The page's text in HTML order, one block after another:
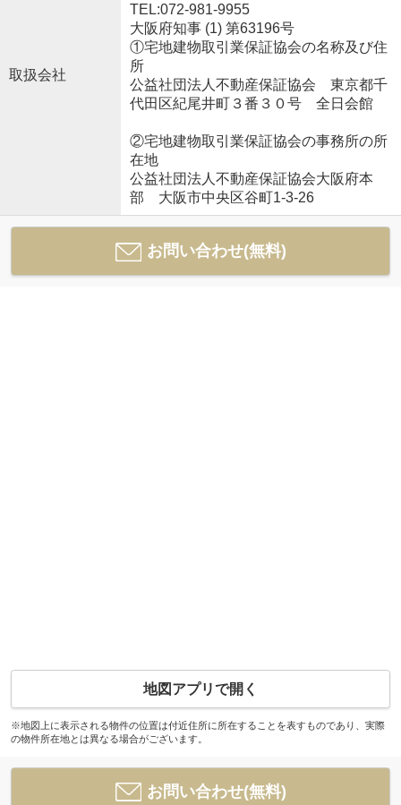
取扱会社
TEL:072-981-9955
大阪府知事 (1) 第63196号
①宅地建物取引業保証協会の名称及び住
所
公益社団法人不動産保証協会 東京都千
代田区紀尾井町３番３０号 全日会館
②宅地建物取引業保証協会の事務所の所
在地
公益社団法人不動産保証協会大阪府本
部 大阪市中央区谷町1-3-26
お問い合わせ(無料)
地図アプリで開く
※地図上に表示される物件の位置は付近住所に所在することを表すものであり、実際
の物件所在地とは異なる場合がございます。
お問い合わせ(無料)